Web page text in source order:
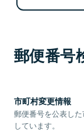
郵便番号
市町村変更情報
郵便番号を公表し
しています。